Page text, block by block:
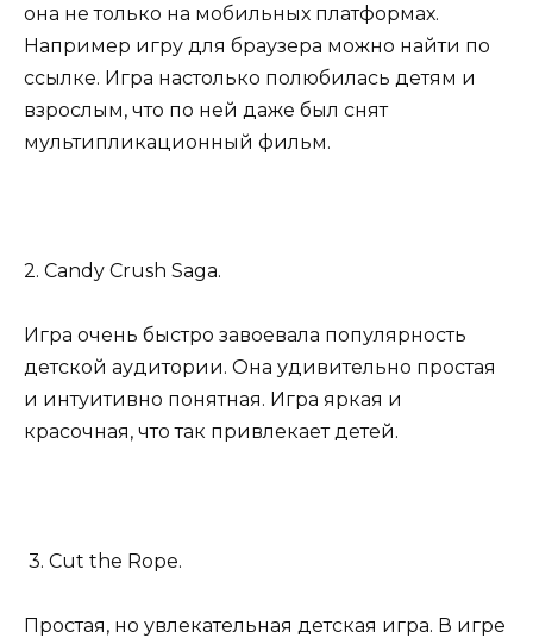
она не только на мобильных платформах.
Например игру для браузера можно найти по
ссылке. Игра настолько полюбилась детям и
взрослым, что по ней даже был снят
мультипликационный фильм.
2. Candy Crush Saga.
Игра очень быстро завоевала популярность
детской аудитории. Она удивительно простая
и интуитивно понятная. Игра яркая и
красочная, что так привлекает детей.
3. Cut the Rope.
Простая, но увлекательная детская игра. В игре